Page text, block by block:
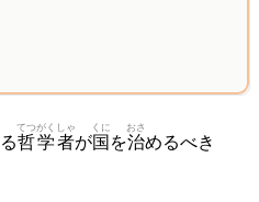
る哲学
てつがく
者
しゃ
が国
くに
を治
おさ
めるべき